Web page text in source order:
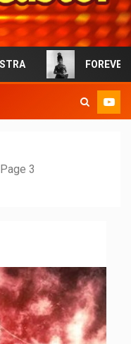
FOREVERMORE : la pop
Page 3